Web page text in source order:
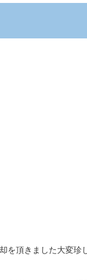
頂きました大変珍